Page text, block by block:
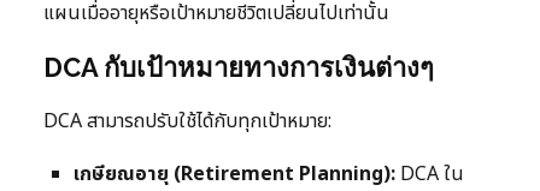
แผนเมื่ออายุหรือเป้าหมายชีวิตเปลี่ยนไปเท่านั้น
DCA กับเป้าหมายทางการเงินต่างๆ
DCA สามารถปรับใช้ได้กับทุกเป้าหมาย:
เกษียณอายุ (Retirement Planning): DCA ใน